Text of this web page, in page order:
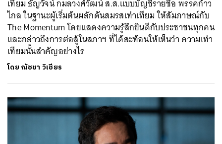
เทียม ธัญวัจน์ กมลวงศ์วัฒน์ ส.ส.แบบบัญชีรายชื่อ พรรคก้าว
ไกล ในฐานะผู้เริ่มต้นผลักดันสมรสเท่าเทียม ให้สัมภาษณ์กับ
The Momentum โดยแสดงความรู้สึกยินดีกับประชาชนทุกคน
และกล่าวถึงการต่อสู้ในสภาฯ ที่ได้สะท้อนให้เห็นว่า ความเท่า
เทียมนั้นสำคัญอย่างไร
โดย ณัชชา วิเชียร
TWEET LINE